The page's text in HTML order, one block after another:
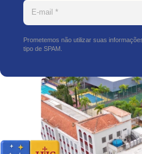
Prometemos não utilizar suas
tipo de SPAM.